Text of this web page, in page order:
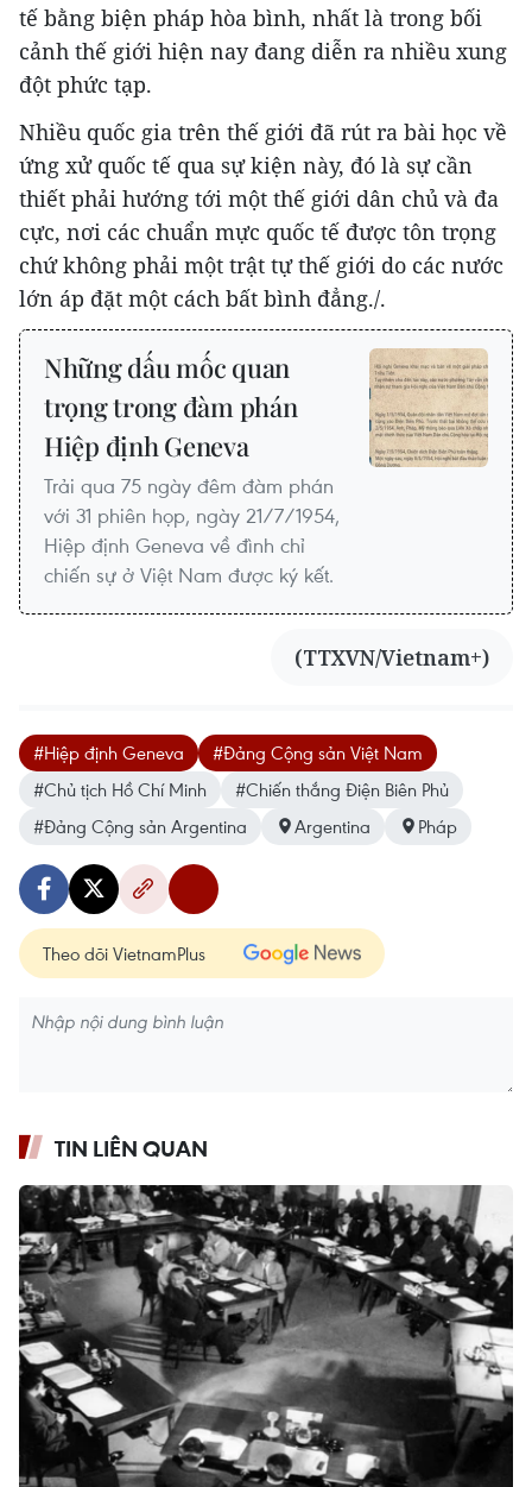
tế bằng biện pháp hòa bình, nhất là trong bối
cảnh thế giới hiện nay đang diễn ra nhiều xung
đột phức tạp.
Nhiều quốc gia trên thế giới đã rút ra bài học về
ứng xử quốc tế qua sự kiện này, đó là sự cần
thiết phải hướng tới một thế giới dân chủ và đa
cực, nơi các chuẩn mực quốc tế được tôn trọng
chứ không phải một trật tự thế giới do các nước
lớn áp đặt một cách bất bình đẳng./.
Những dấu mốc quan
trọng trong đàm phán
Hiệp định Geneva
Trải qua 75 ngày đêm đàm phán
với 31 phiên họp, ngày 21/7/1954,
Hiệp định Geneva về đình chỉ
chiến sự ở Việt Nam được ký kết.
(TTXVN/Vietnam+)
#Hiệp định Geneva
#Đảng Cộng sản Việt Nam
#Chủ tịch Hồ Chí Minh
#Chiến thắng Điện Biên Phủ
#Đảng Cộng sản Argentina
Argentina Pháp
Theo dõi VietnamPlus
TIN LIÊN QUAN